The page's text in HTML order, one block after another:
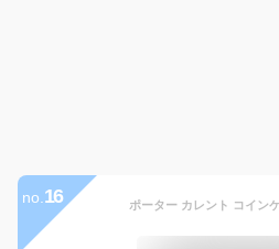
no. 16 ポーター カレント コイン